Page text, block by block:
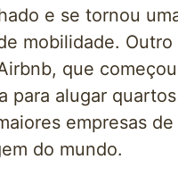
e se tornou
mobilidade.
que
para alugar
empresas de
do mundo.